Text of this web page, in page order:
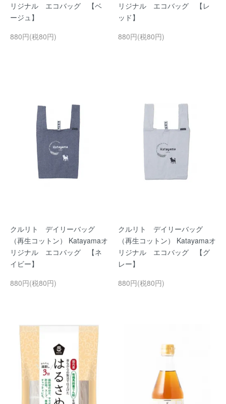
リジナル エコバッグ 【ベ
ージュ】
880円(税80円)
リジナル エコバッグ 【レ
ッド】
880円(税80円)
クルリト デイリーバッグ
（再生コットン） Katayamaオ
リジナル エコバッグ 【ネ
イビー】
880円(税80円)
クルリト デイリーバッグ
（再生コットン） Katayamaオ
リジナル エコバッグ 【グ
レー】
880円(税80円)